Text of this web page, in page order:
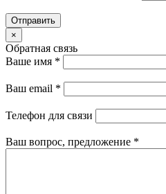
Отправить
×
Обратная связь
Ваше имя *
Ваш email *
Телефон для связи
Ваш вопрос, предложение *